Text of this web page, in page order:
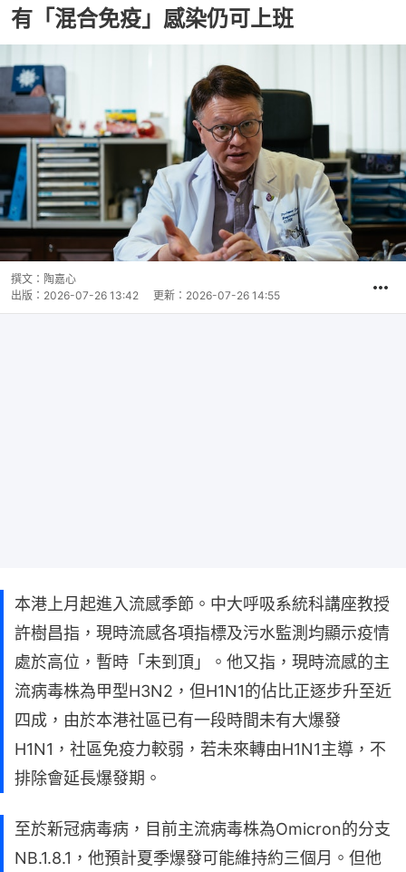
有「混合免疫」感染仍可上班
撰文： 陶嘉心
出版： 2026-07-26 13:42 更新： 2026-07-26 14:55
本港上月起進入流感季節。中大呼吸系統科講座教授
許樹昌指，現時流感各項指標及污水監測均顯示疫情
處於高位，暫時「未到頂」。他又指，現時流感的主
流病毒株為甲型H3N2，但H1N1的佔比正逐步升至近
四成，由於本港社區已有一段時間未有大爆發
H1N1，社區免疫力較弱，若未來轉由H1N1主導，不
排除會延長爆發期。
至於新冠病毒病，目前主流病毒株為Omicron的分支
NB.1.8.1，他預計夏季爆發可能維持約三個月。但他